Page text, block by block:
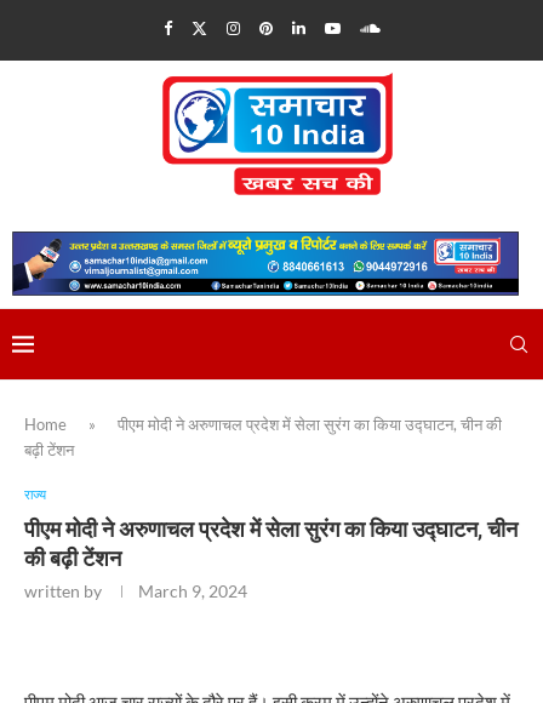
Home »
पीएम मोदी ने अरुणाचल प्रदेश में सेला सुरंग का किया उद्घाटन, चीन की
बढ़ी टेंशन
राज्य
पीएम मोदी ने अरुणाचल प्रदेश में सेला सुरंग का किया उद्घाटन, चीन
की बढ़ी टेंशन
written by March 9, 2024